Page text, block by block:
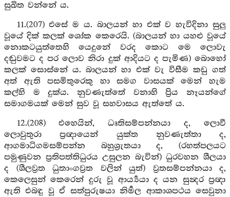
සුඛිත වන්නේ ය.
11.(207) එසේ ම ය. බාලයන් හා එක් ව හැවිදිනා සුලු
වූයේ දික් කලක් ශෝක කෙරෙයි. (බාලයන් හා යහළු වූයේ
නොකටයුත්තෙහි යෙදුනේ වරද කොට මෙ ලොවැ
දඬුවමට ද පර ලොව නිරා දුක් ආදියට ද පැමිණ) බොහෝ
කලක් සොස්නේ ය. බාලයන් හා එක් වැ විසීම කඩු ගත්
අත් ඇති පසමිතුරෙකු හා සමග වාසයක් මෙන් හැම
කල්හි ම දුක්ය. නුවණැත්තේ වනාහි ප්‍රිය නෑයන්ගේ
සමාගමයක් මෙන් සුව වූ සහවාසය ඇත්තේ ය.
12.(208) එහෙයින්, ධෘතිසම්පන්නයා ද, ලොවී
ලොවුතුරා ප්‍රඥායෙන් යුක්ත නුවණැත්තා ද,
ආගමාධිගමසම්පන්න බහුශ්‍රැතයා ද, (රහත්පලයට
පමුණුවන ප්‍රතිපත්තිධුරය උසුලන බැවින්) ධුරවහන ශීලයා
ද (ශීලව්‍රත ධුතාංගව්‍රත වලින් යුත්) ව්‍රතසම්පන්නයා ද,
කෙලෙසුන් කෙරෙන් දුරු වූ ආර්‍ය්‍යයා ද යන සුන්‍දර ප්‍රඥා
ඇති එබඳු වූ ඒ සත්පුරුෂයා නිර්‍මල ආකාශපථය සෙවුනා